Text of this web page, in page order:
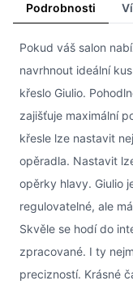
Podrobnosti
Pokud váš salon
navrhnout ideální
křeslo Giulio.
zajišťuje maximální
křesle lze nastavit
opěradla. Nastavit
opěrky hlavy. Giulio
regulovatelné, ale
Skvěle se hodí do
zpracované. I ty
precizností. Krásné